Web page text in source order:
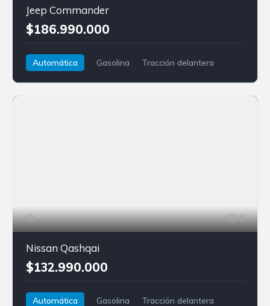
Jeep Commander
$186.990.000
Automática Gasolina
Tracción delantera
3
Nissan Qashqai
$132.990.000
Automática Gasolina
Tracción delantera